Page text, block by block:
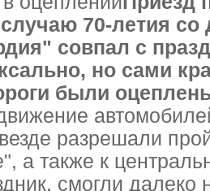
70-летия
совпал с
но сами
были
разрешали
а также к
смогли